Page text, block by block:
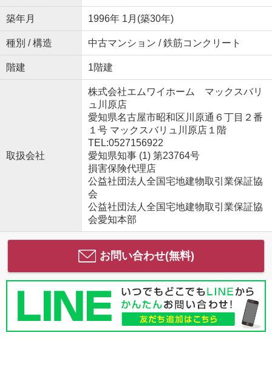
築年月 1996年 1月(築30年)
種別 / 構造 中古マンション / 鉄筋コンクリート
階建 1階建
取扱会社
株式会社エムワイホーム マックスバリ
ュ川原店
愛知県名古屋市昭和区川原通６丁目２番
１号 マックスバリュ川原店１階
TEL:0527156922
愛知県知事 (1) 第23764号
損害保険代理店
公益社団法人全国宅地建物取引業保証協
会
公益社団法人全国宅地建物取引業保証協
会愛知本部
お問い合わせ(無料)